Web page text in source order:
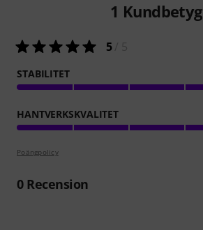
1 Kundbetyg
5/ 5
STABILITET
HANTVERKSKVALITET
Poängpolicy
0Recension